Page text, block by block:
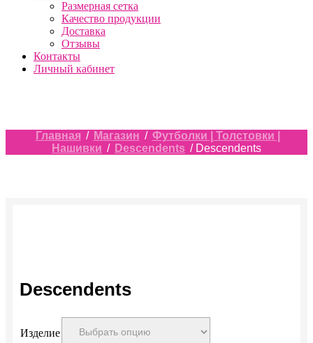
Размерная сетка
Качество продукции
Доставка
Отзывы
Контакты
Личный кабинет
Главная / Магазин / Футболки | Толстовки |
Нашивки / Descendents / Descendents
Descendents
Изделие